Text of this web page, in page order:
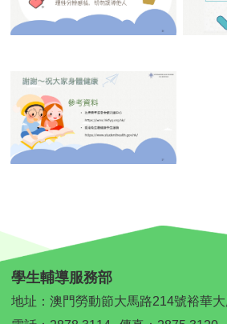
學生輔導服務部
地址：澳門勞動節大馬路214號裕華大